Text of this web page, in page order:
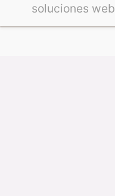
soluciones web